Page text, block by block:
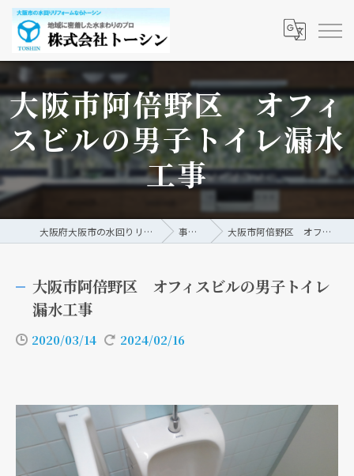
大阪市阿倍野区 オフィ
スビルの男子トイレ漏水
工事
大阪府大阪市の水回りリフォームなら株式会社トーシン 事例/ブログ 大阪市阿倍野区 オフィスビルの男子トイレ漏水工事
大阪市阿倍野区 オフィスビルの男子トイレ
漏水工事
2020/03/14 2024/02/16